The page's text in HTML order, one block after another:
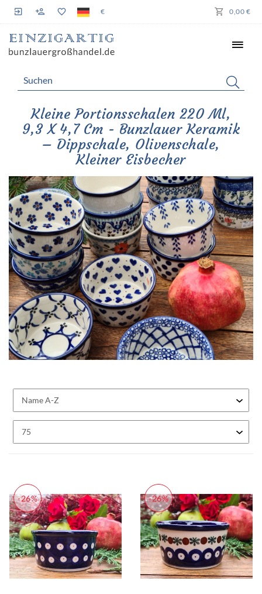
€ 0,00 €
Kleine Portionsschalen 220 Ml,
9,3 X 4,7 Cm - Bunzlauer Keramik
– Dippschale, Olivenschale,
Kleiner Eisbecher
-26% -26%